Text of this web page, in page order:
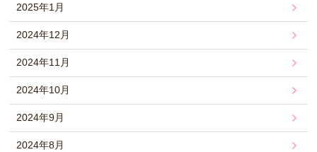
2025年1月
2024年12月
2024年11月
2024年10月
2024年9月
2024年8月